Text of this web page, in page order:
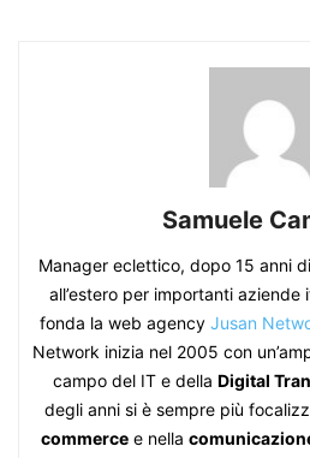
Samuele
Manager eclettico, dopo 15 anni
all’estero per importanti aziende
fonda la web agency Jusan
Network inizia nel 2005 con
campo del IT e della Digital
degli anni si è sempre più
commercee nella